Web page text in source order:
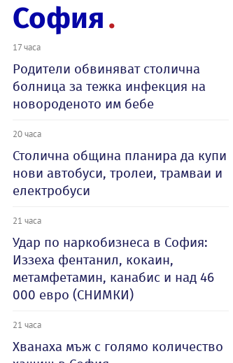
София
17 часа
Родители обвиняват столична
болница за тежка инфекция на
новороденото им бебе
20 часа
Столична община планира да купи
нови автобуси, тролеи, трамваи и
електробуси
21 часа
Удар по наркобизнеса в София:
Иззеха фентанил, кокаин,
метамфетамин, канабис и над 46
000 евро (СНИМКИ)
21 часа
Хванаха мъж с голямо количество